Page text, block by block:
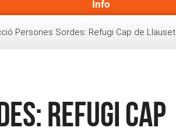
Info
Persones Sordes: Refugi Cap de Llauset
Refugi Cap